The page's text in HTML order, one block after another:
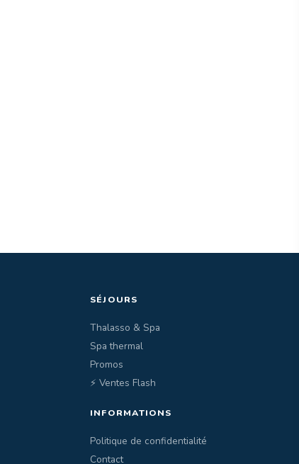
SÉJOURS
Thalasso & Spa
Spa thermal
Promos
⚡ Ventes Flash
INFORMATIONS
Politique de confidentialité
Contact